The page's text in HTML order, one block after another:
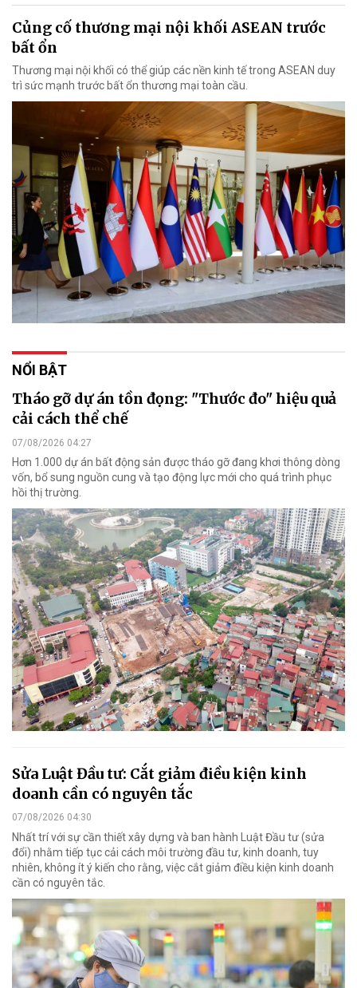
Củng cố thương mại nội khối ASEAN trước
bất ổn
Thương mại nội khối có thể giúp các nền kinh tế trong ASEAN duy
trì sức mạnh trước bất ổn thương mại toàn cầu.
NỔI BẬT
Tháo gỡ dự án tồn đọng: "Thước đo" hiệu quả
cải cách thể chế
07/08/2026 04:27
Hơn 1.000 dự án bất động sản được tháo gỡ đang khơi thông dòng
vốn, bổ sung nguồn cung và tạo động lực mới cho quá trình phục
hồi thị trường.
Sửa Luật Đầu tư: Cắt giảm điều kiện kinh
doanh cần có nguyên tắc
07/08/2026 04:30
Nhất trí với sự cần thiết xây dựng và ban hành Luật Đầu tư (sửa
đổi) nhằm tiếp tục cải cách môi trường đầu tư, kinh doanh, tuy
nhiên, không ít ý kiến cho rằng, việc cắt giảm điều kiện kinh doanh
cần có nguyên tắc.